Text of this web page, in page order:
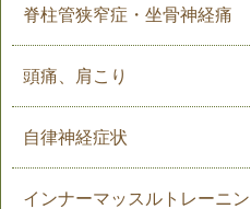
脊柱管狭窄症・坐骨神経痛
頭痛、肩こり
自律神経症状
インナーマッスルトレーニ